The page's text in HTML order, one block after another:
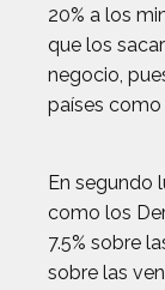
20% a los
que los
negocio,
países como
En segundo
como los
7.5% sobre
sobre las